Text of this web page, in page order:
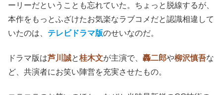
ーリーだということも忘れていた。ちょっと脱線するが、
本作をもっとふざけたお気楽なラブコメだと認識相違して
いたのは、 テレビドラマ版のせいなのだ。
ドラマ版は芦川誠と桂木文が主演で、 轟二郎や柳沢慎吾な
ど、共演者にお笑い陣営を充実させたもの。